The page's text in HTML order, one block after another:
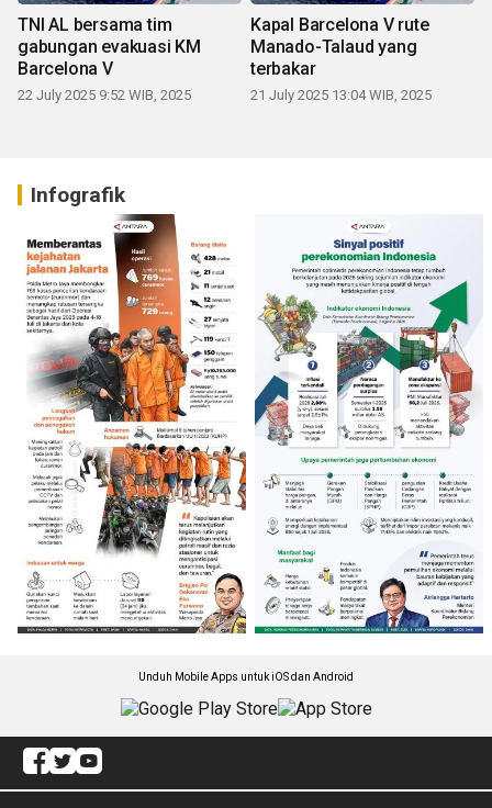
TNI AL bersama tim
gabungan evakuasi KM
Barcelona V
22 July 2025 9:52 WIB, 2025
Kapal Barcelona V rute
Manado-Talaud yang
terbakar
21 July 2025 13:04 WIB, 2025
Infografik
Unduh Mobile Apps untuk iOS dan Android